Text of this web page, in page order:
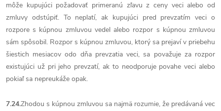
môže kupujúci požadovať primeranú zľavu z ceny veci alebo od
zmluvy odstúpiť. To neplatí, ak kupujúci pred prevzatím veci o
rozpore s kúpnou zmluvou vedel alebo rozpor s kúpnou zmluvou
sám spôsobil. Rozpor s kúpnou zmluvou, ktorý sa prejaví v priebehu
šiestich mesiacov odo dňa prevzatia veci, sa považuje za rozpor
existujúci už pri jeho prevzatí, ak to neodporuje povahe veci alebo
pokiaľ sa nepreukáže opak.
7.24.Zhodou s kúpnou zmluvou sa najmä rozumie, že predávaná vec